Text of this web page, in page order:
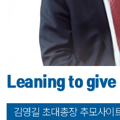
Leaning to
김영길 초대총장 추모사이